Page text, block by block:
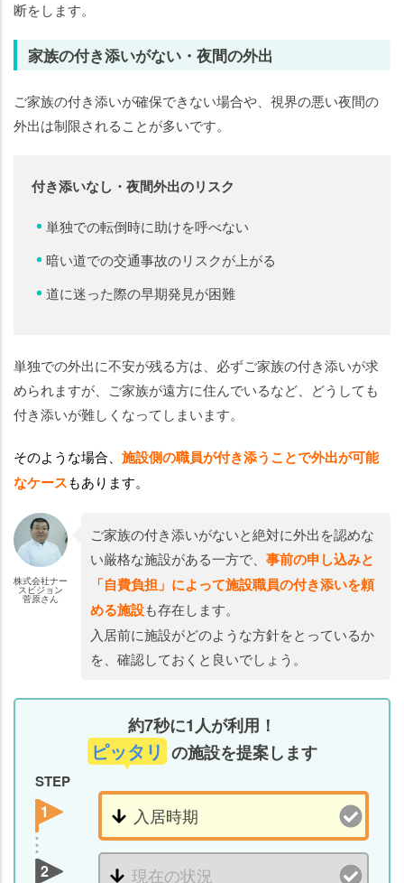
断をします。
家族の付き添いがない・夜間の外出
ご家族の付き添いが確保できない場合や、視界の悪い夜間の
外出は制限されることが多いです。
付き添いなし・夜間外出のリスク
単独での転倒時に助けを呼べない
暗い道での交通事故のリスクが上がる
道に迷った際の早期発見が困難
単独での外出に不安が残る方は、必ずご家族の付き添いが求
められますが、ご家族が遠方に住んでいるなど、どうしても
付き添いが難しくなってしまいます。
そのような場合、 施設側の職員が付き添うことで外出が可能
なケースもあります。
株式会社ナー
スビジョン
菅原さん
ご家族の付き添いがないと絶対に外出を認めな
い厳格な施設がある一方で、 事前の申し込みと
「自費負担」によって施設職員の付き添いを頼
める施設も存在します。
入居前に施設がどのような方針をとっているか
を、確認しておくと良いでしょう。
約7秒に1人が利用！
ピッタリ の施設を提案します
STEP
1
2